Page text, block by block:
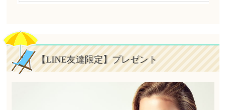
【LINE友達限定】プレゼント